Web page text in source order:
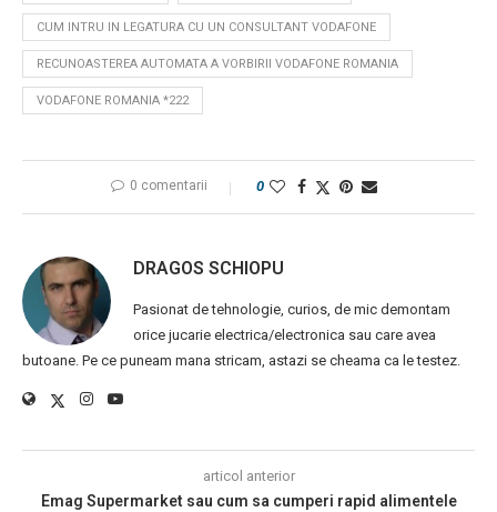
CUM INTRU IN LEGATURA CU UN CONSULTANT VODAFONE
RECUNOASTEREA AUTOMATA A VORBIRII VODAFONE ROMANIA
VODAFONE ROMANIA *222
0 comentarii 0
DRAGOS SCHIOPU
Pasionat de tehnologie, curios, de mic demontam
orice jucarie electrica/electronica sau care avea
butoane. Pe ce puneam mana stricam, astazi se cheama ca le testez.
articol anterior
Emag Supermarket sau cum sa cumperi rapid alimentele